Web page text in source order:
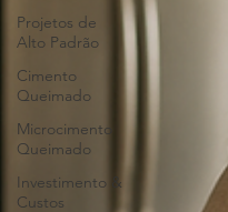
Projetos de
Alto Padrão
Cimento
Queimado
Microcimento
Queimado
Investimento &
Custos